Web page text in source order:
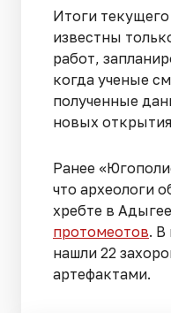
Итоги текущего
известны
работ,
когда ученые
полученные
новых
Ранее
что археологи
хребте в Адыгее
протомеотов. В
нашли 22
артефактами.